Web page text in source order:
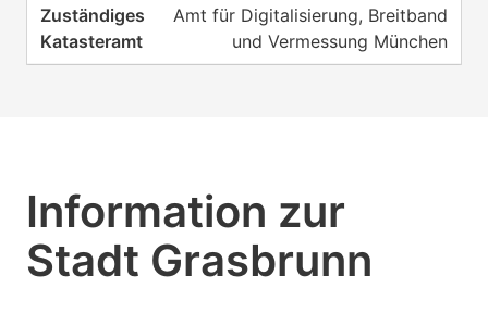
Amt für Digitalisierung, Breitband
und Vermessung München
Information zur
Stadt Grasbrunn